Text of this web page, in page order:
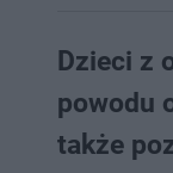
Dzieci z
powodu
także